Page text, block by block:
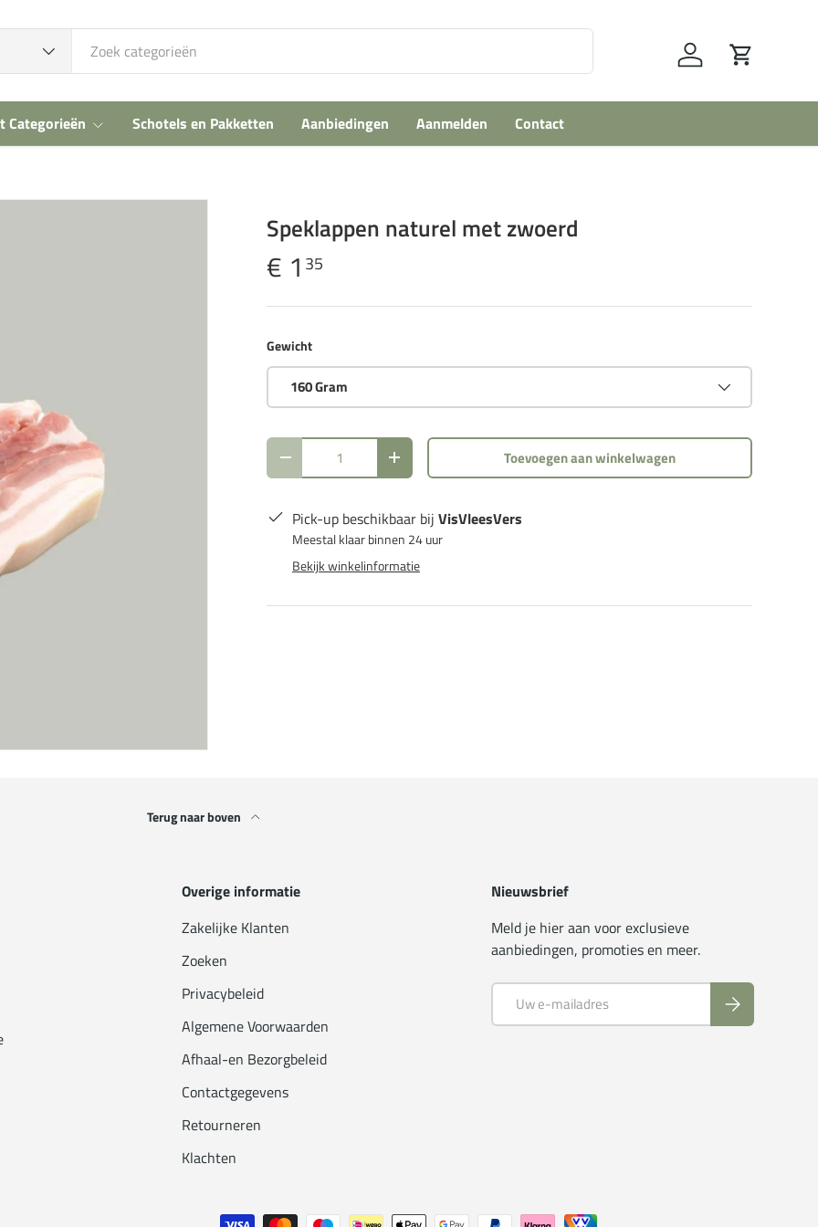
Inloggen
Categorieën Schotels en Pakketten Aanbiedingen Aanmelden Contact
Speklappen naturel met zwoerd
€ 1 35
Gewicht
160 Gram
Aantal
Verlaag de hoeveelheidVerhoog de hoeveelheidToevoegen aan winkelwagen
Pick-up beschikbaar bij VisVleesVers
Meestal klaar binnen 24 uur
Bekijk winkelinformatie
Terug naar boven
Overige informatie
Zakelijke Klanten
Zoeken
Privacybeleid
Algemene Voorwaarden
Afhaal-en Bezorgbeleid
Contactgegevens
Retourneren
Klachten
Nieuwsbrief
Meld je hier aan voor exclusieve
aanbiedingen, promoties en meer.
E-mailadres Abonneer